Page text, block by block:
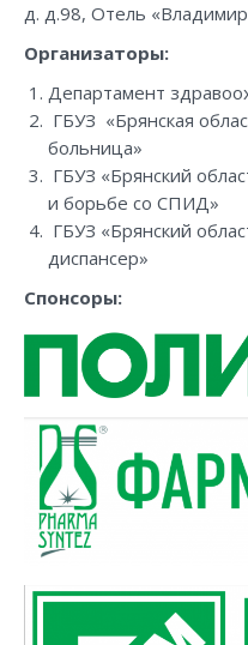
д. д.98, Отель
Организаторы:
Департамент
ГБУЗ «Брянская
больница»
ГБУЗ «Брянский
и борьбе со СПИД»
ГБУЗ «Брянский
диспансер»
Спонсоры: